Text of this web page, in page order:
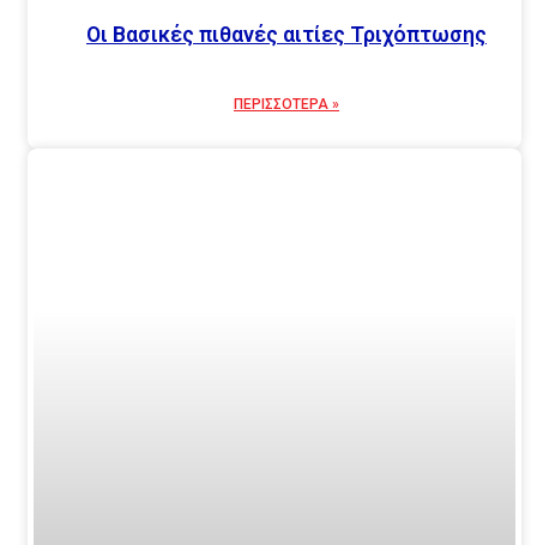
Οι Βασικές πιθανές αιτίες Τριχόπτωσης
ΠΕΡΙΣΣΟΤΕΡΑ »